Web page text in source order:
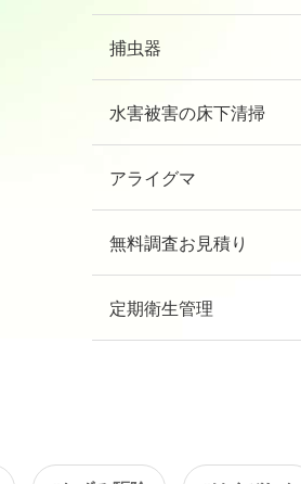
捕虫器
水害被害の床下清掃
アライグマ
無料調査お見積り
定期衛生管理